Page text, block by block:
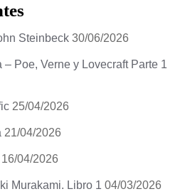
Steinbeck 30/06/2026
– Poe, Verne y Lovecraft Parte 1
25/04/2026
21/04/2026
16/04/2026
Murakami. Libro 1 04/03/2026